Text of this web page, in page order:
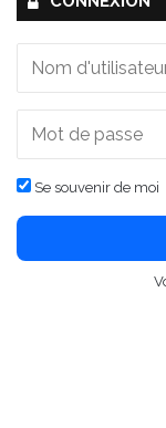
Se souvenir de moi